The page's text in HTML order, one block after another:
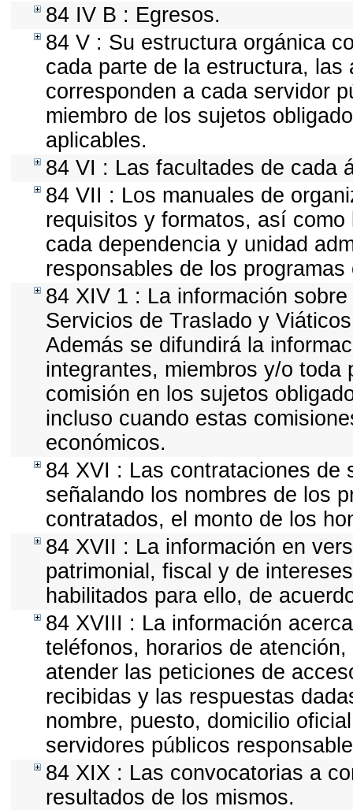
84 IV B : Egresos.
84 V : Su estructura orgánica
cada parte de la estructura,
corresponden a cada servidor
miembro de los sujetos
aplicables.
84 VI : Las facultades de cada
84 VII : Los manuales de
requisitos y formatos, así
cada dependencia y unidad
responsables de los
84 XIV 1 : La información
Servicios de Traslado y
Además se difundirá la
integrantes, miembros y/o toda
comisión en los sujetos
incluso cuando estas
económicos.
84 XVI : Las contrataciones de
señalando los nombres de los
contratados, el monto de los
84 XVII : La información en
patrimonial, fiscal y de
habilitados para ello, de
84 XVIII : La información
teléfonos, horarios de
atender las peticiones de
recibidas y las respuestas
nombre, puesto, domicilio
servidores públicos
84 XIX : Las convocatorias a
resultados de los mismos.